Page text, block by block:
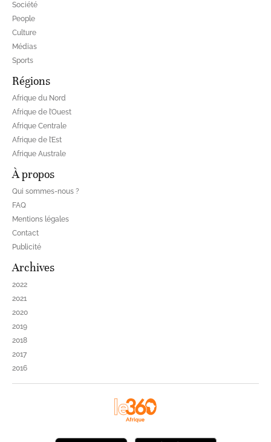
Société
People
Culture
Médias
Sports
Régions
Afrique du Nord
Afrique de l’Ouest
Afrique Centrale
Afrique de l’Est
Afrique Australe
À propos
Qui sommes-nous ?
FAQ
Mentions légales
Contact
Publicité
Archives
2022
2021
2020
2019
2018
2017
2016